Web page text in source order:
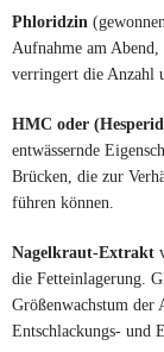
Phloridzin
Aufnahme am
verringert die Anzahl
HMC oder
entwässernde
Brücken, die zur
führen können.
Nagelkraut-Extrakt
die Fetteinlagerung.
Größenwachstum der
Entschlackungs- und